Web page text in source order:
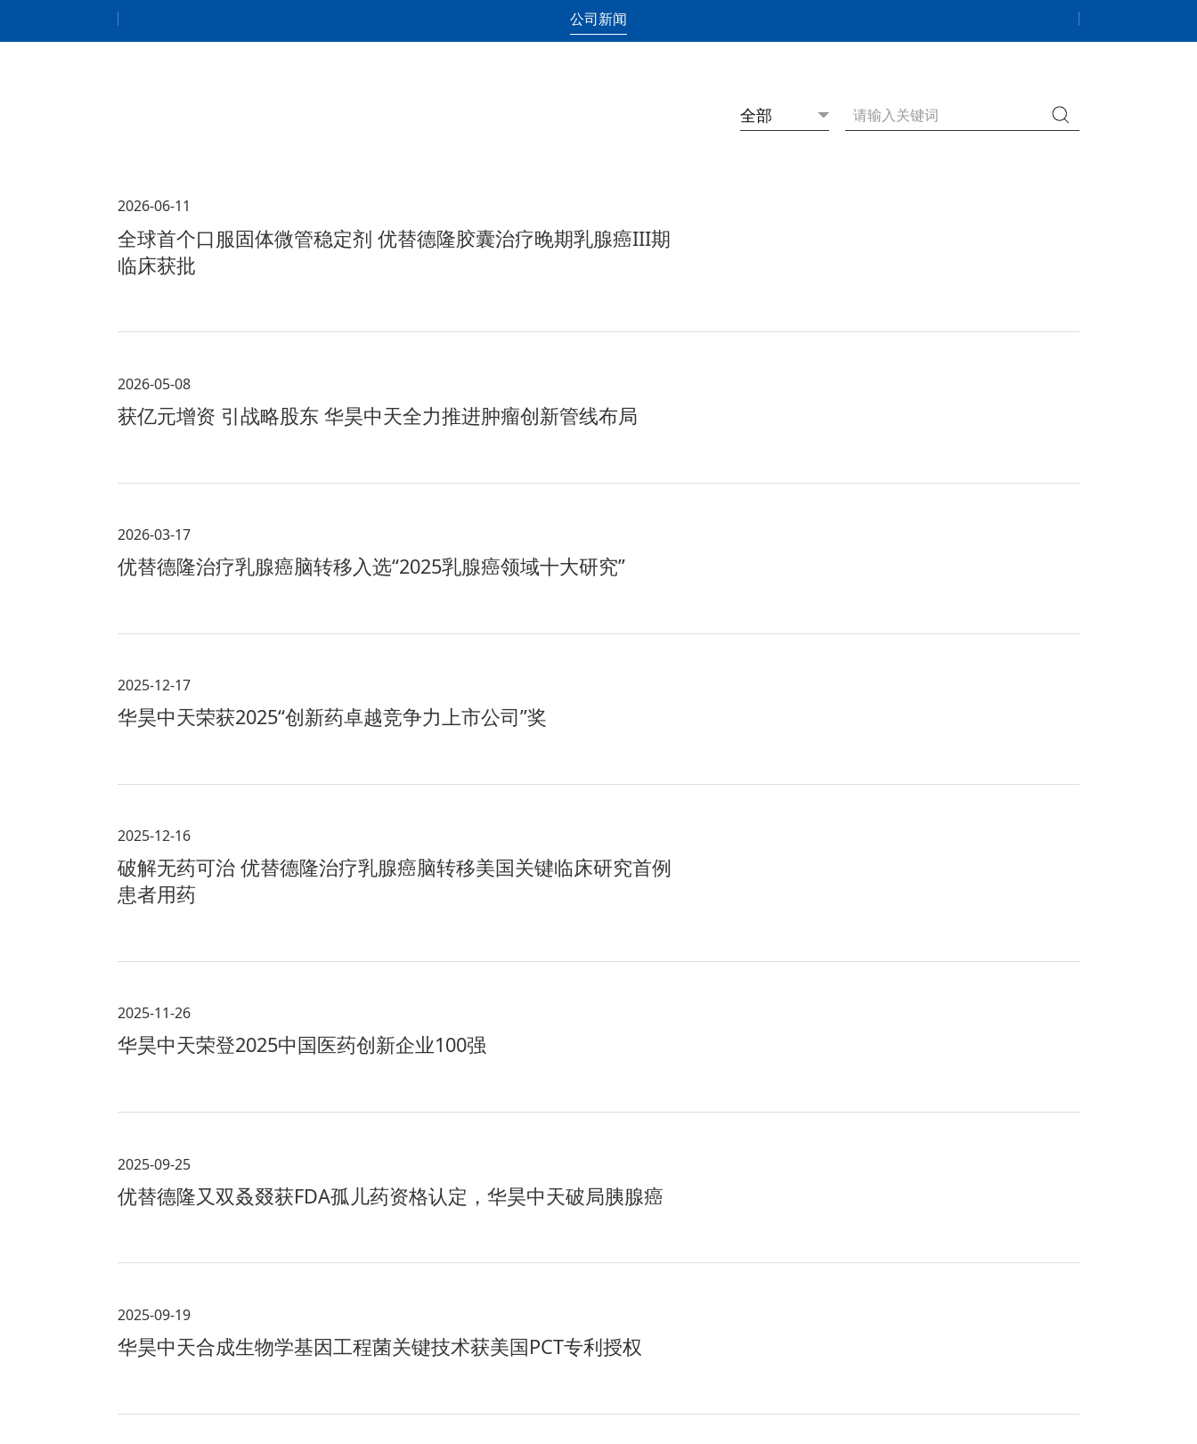
公司新闻
全部
2026-06-11
全球首个口服固体微管稳定剂 优替德隆胶囊治疗晚期乳腺癌III期
临床获批
2026-05-08
获亿元增资 引战略股东 华昊中天全力推进肿瘤创新管线布局
2026-03-17
优替德隆治疗乳腺癌脑转移入选“2025乳腺癌领域十大研究”
2025-12-17
华昊中天荣获2025“创新药卓越竞争力上市公司”奖
2025-12-16
破解无药可治 优替德隆治疗乳腺癌脑转移美国关键临床研究首例
患者用药
2025-11-26
华昊中天荣登2025中国医药创新企业100强
2025-09-25
优替德隆又双叒叕获FDA孤儿药资格认定，华昊中天破局胰腺癌
2025-09-19
华昊中天合成生物学基因工程菌关键技术获美国PCT专利授权